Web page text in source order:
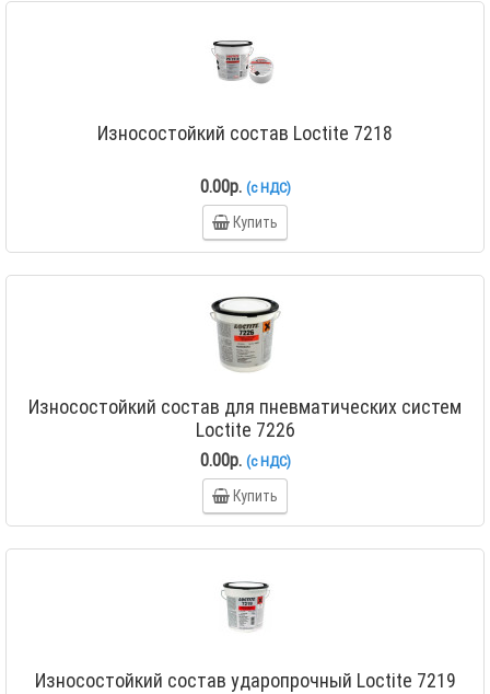
Износостойкий состав Loctite 7218
0.00р. (с НДС)
Купить
Износостойкий состав для пневматических систем
Loctite 7226
0.00р. (с НДС)
Купить
Износостойкий состав ударопрочный Loctite 7219